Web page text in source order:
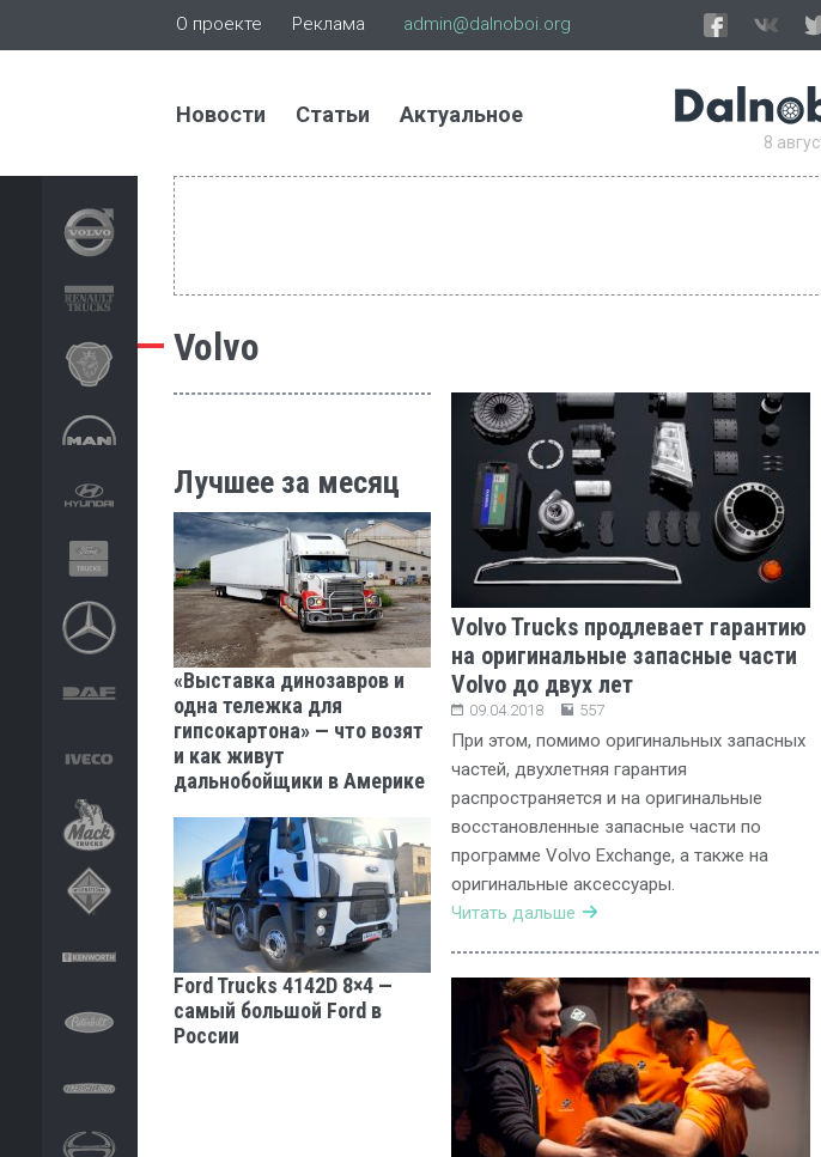
О проекте Реклама admin@dalnoboi.org
Новости Статьи Актуальное
8
Volvo
Лучшее за месяц
«Выставка динозавров и
одна тележка для
гипсокартона» — что возят
и как живут
дальнобойщики в Америке
Ford Trucks 4142D 8×4 —
самый большой Ford в
России
Volvo Trucks продлевает гарантию
на оригинальные запасные части
Volvo до двух лет
09.04.2018 557
При этом, помимо оригинальных запасных
частей, двухлетняя гарантия
распространяется и на оригинальные
восстановленные запасные части по
программе Volvo Exchange, а также на
оригинальные аксессуары.
Читать дальше